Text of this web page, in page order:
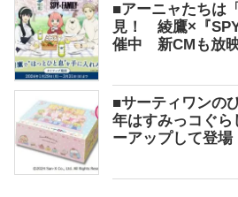
■アーニャたちは
見！ 綾鷹×『
催中 新CMも放映
■サーティワンの
年はすみっコぐら
ーアップして登